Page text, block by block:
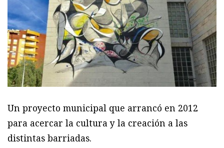
Un proyecto municipal que arrancó en 2012
para acercar la cultura y la creación a las
distintas barriadas.